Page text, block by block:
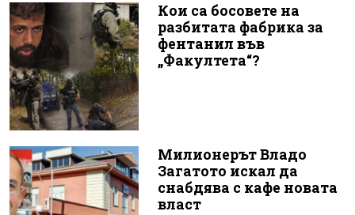
Кои са босовете на
разбитата фабрика за
фентанил във
„Факултета“?
Милионерът Владо
Загатото искал да
снабдява с кафе новата
власт